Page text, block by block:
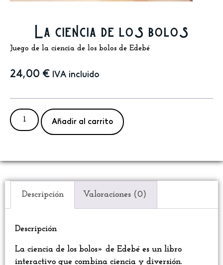
La ciencia de los bolos
Juego de la ciencia de los bolos de Edebé
24,00 € IVA incluido
Añadir al carrito
Descripción Valoraciones (0)
Descripción
La ciencia de los bolos» de Edebé es un libro
interactivo que combina ciencia y diversión.